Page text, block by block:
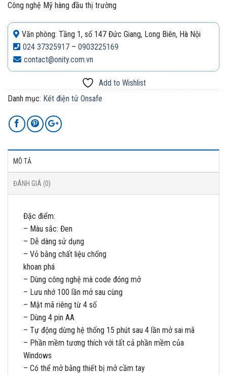
Công nghệ Mỹ hàng đầu thị trường
Văn phòng: Tầng 1, số 147 Đức Giang, Long Biên, Hà Nội
024 37325917 – 0903225169
contact@onity.com.vn
Add to Wishlist
Danh mục: Két điện tử Onsafe
MÔ TẢ
ĐÁNH GIÁ (0)
Đặc điểm:
– Màu sắc: Đen
– Dễ dàng sử dụng
– Vỏ bằng chất liệu chống
khoan phá
– Dùng công nghệ mà code đóng mở
– Lưu nhớ 100 lần mở sau cùng
– Mật mã riêng từ 4 số
– Dùng 4 pin AA
– Tự động dừng hệ thống 15 phút sau 4 lần mở sai mã
– Phần mềm tương thích với tất cả phần mềm của
Windows
– Có thể mở bằng thiết bị mở cầm tay